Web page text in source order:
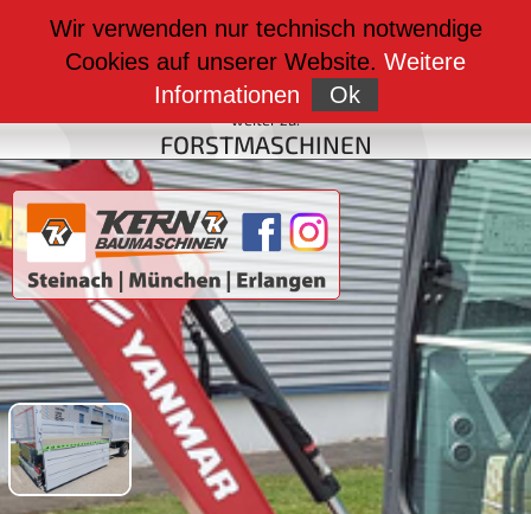
BAUMASCHINEN
weiter zu:
FAHRZEUGBAU
weiter zu:
FORSTMASCHINEN
Wir verwenden nur technisch notwendige
Cookies auf unserer Website. Weitere
Informationen
Ok